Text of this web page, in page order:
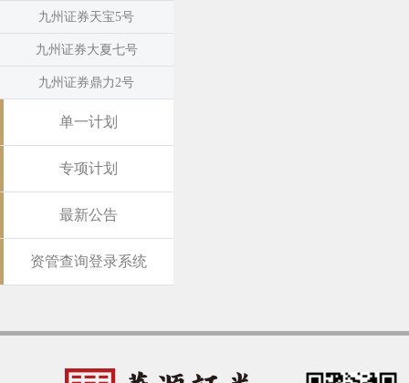
九州证券天宝5号
九州证券大夏七号
九州证券鼎力2号
单一计划
专项计划
最新公告
资管查询登录系统